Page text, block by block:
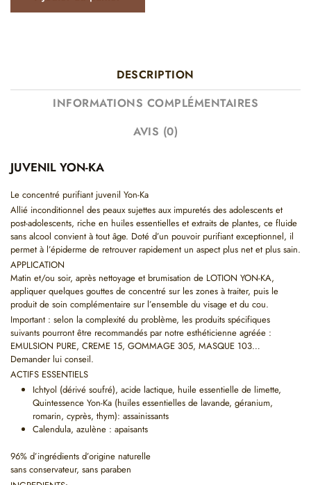
DESCRIPTION
INFORMATIONS COMPLÉMENTAIRES
AVIS (0)
JUVENIL YON-KA
Le concentré purifiant juvenil Yon-Ka
Allié inconditionnel des peaux sujettes aux impuretés des adolescents et
post-adolescents, riche en huiles essentielles et extraits de plantes, ce fluide
sans alcool convient à tout âge. Doté d’un pouvoir purifiant exceptionnel, il
permet à l’épiderme de retrouver rapidement un aspect plus net et plus sain.
APPLICATION
Matin et/ou soir, après nettoyage et brumisation de LOTION YON-KA,
appliquer quelques gouttes de concentré sur les zones à traiter, puis le
produit de soin complémentaire sur l’ensemble du visage et du cou.
Important : selon la complexité du problème, les produits spécifiques
suivants pourront être recommandés par notre esthéticienne agréée :
EMULSION PURE, CREME 15, GOMMAGE 305, MASQUE 103…
Demander lui conseil.
ACTIFS ESSENTIELS
Ichtyol (dérivé soufré), acide lactique, huile essentielle de limette,
Quintessence Yon-Ka (huiles essentielles de lavande, géranium,
romarin, cyprès, thym): assainissants
Calendula, azulène : apaisants
96% d’ingrédients d’origine naturelle
sans conservateur, sans paraben